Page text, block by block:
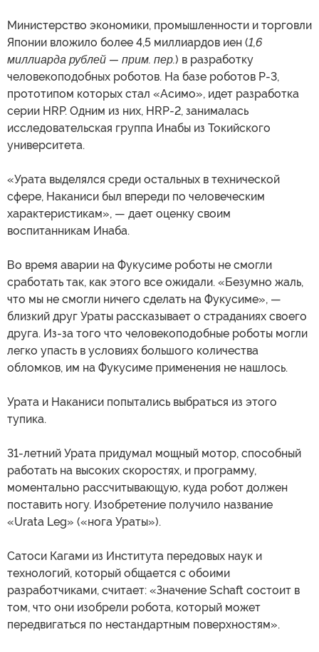
Министерство экономики, промышленности и торговли
Японии вложило более 4,5 миллиардов иен (1,6
миллиарда рублей — прим. пер.) в разработку
человекоподобных роботов. На базе роботов Р-3,
прототипом которых стал «Асимо», идет разработка
серии HRP. Одним из них, HRP-2, занималась
исследовательская группа Инабы из Токийского
университета.
«Урата выделялся среди остальных в технической
сфере, Наканиси был впереди по человеческим
характеристикам», — дает оценку своим
воспитанникам Инаба.
Во время аварии на Фукусиме роботы не смогли
сработать так, как этого все ожидали. «Безумно жаль,
что мы не смогли ничего сделать на Фукусиме», —
близкий друг Ураты рассказывает о страданиях своего
друга. Из-за того что человекоподобные роботы могли
легко упасть в условиях большого количества
обломков, им на Фукусиме применения не нашлось.
Урата и Наканиси попытались выбраться из этого
тупика.
31-летний Урата придумал мощный мотор, способный
работать на высоких скоростях, и программу,
моментально рассчитывающую, куда робот должен
поставить ногу. Изобретение получило название
«Urata Leg» («нога Ураты»).
Сатоси Кагами из Института передовых наук и
технологий, который общается с обоими
разработчиками, считает: «Значение Sсhaft состоит в
том, что они изобрели робота, который может
передвигаться по нестандартным поверхностям».